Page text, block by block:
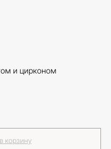
и цирконом
корзину